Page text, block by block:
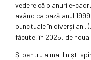
vedere că planurile-
având ca bază anul
punctuale în diverși ani.
făcute, în 2025, de noua
Și pentru a mai liniști